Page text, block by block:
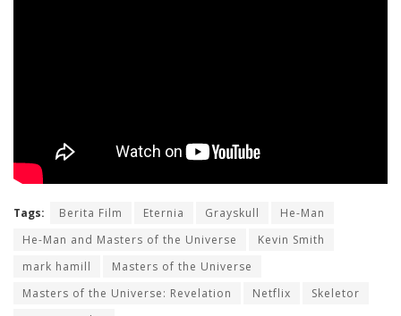
Tags: Berita Film Eternia Grayskull
He-Man
He-Man and Masters of the Universe
Kevin Smith
mark hamill
Masters of the Universe
Masters of the Universe: Revelation
Netflix
Skeletor